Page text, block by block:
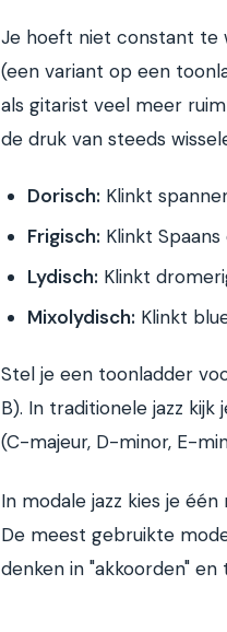
Je hoeft niet constant te
(een variant op een
als gitarist veel meer
de druk van steeds
Dorisch: Klinkt
Frigisch: Klinkt
Lydisch: Klinkt
Mixolydisch: Klinkt
Stel je een toonladder
B). In traditionele jazz
(C-majeur, D-minor, E-
In modale jazz kies je
De meest gebruikte
denken in "akkoorden"